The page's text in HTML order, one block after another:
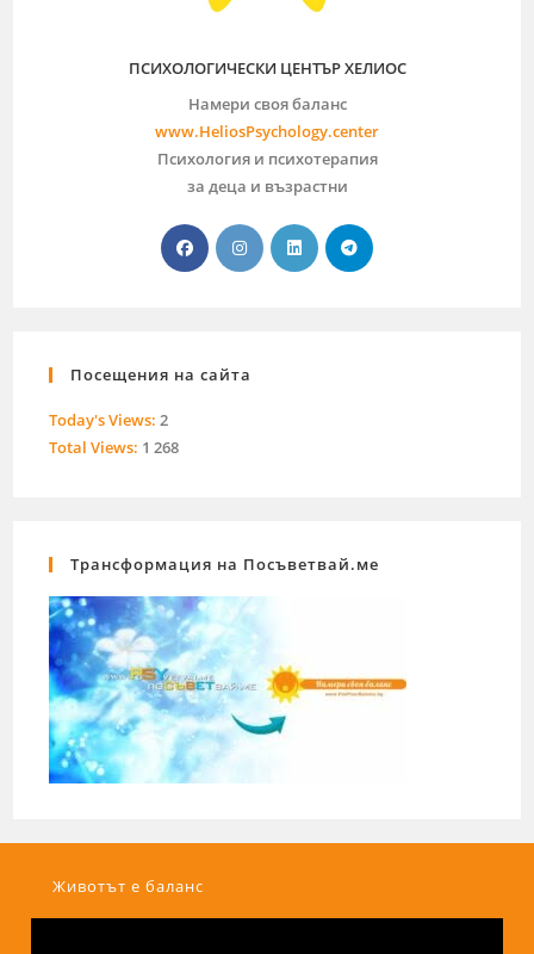
ПСИХОЛОГИЧЕСКИ ЦЕНТЪР ХЕЛИОС
Намери своя баланс
www.HeliosPsychology.center
Психология и психотерапия
за деца и възрастни
Посещения на сайта
Today's Views:2
Total Views: 1 268
Трансформация на Посъветвай.ме
Животът е баланс